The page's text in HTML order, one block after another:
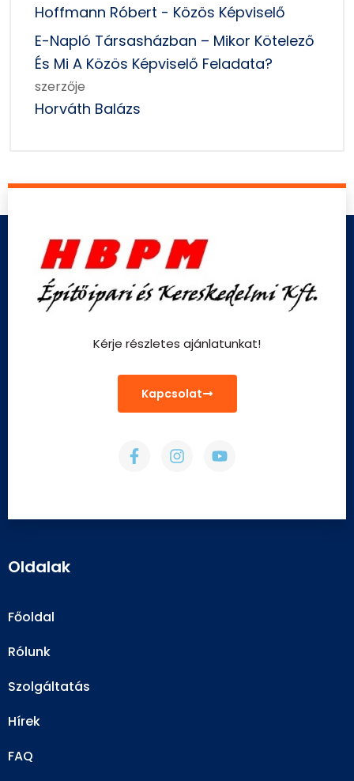
Hoffmann Róbert - Közös Képviselő
E-Napló Társasházban – Mikor Kötelező
És Mi A Közös Képviselő Feladata?
szerzője
Horváth Balázs
Kérje részletes ajánlatunkat!
Kapcsolat
Oldalak
Főoldal
Rólunk
Szolgáltatás
Hírek
FAQ